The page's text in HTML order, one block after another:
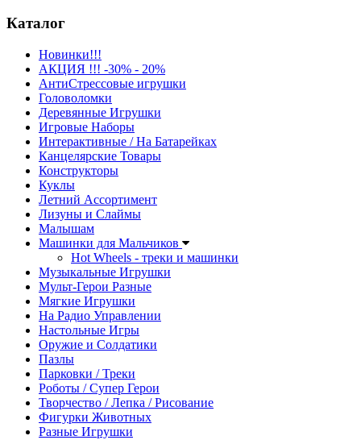
Каталог
Новинки!!!
АКЦИЯ !!! -30% - 20%
АнтиСтрессовые игрушки
Головоломки
Деревянные Игрушки
Игровые Наборы
Интерактивные / На Батарейках
Канцелярские Товары
Конструкторы
Куклы
Летний Ассортимент
Лизуны и Слаймы
Малышам
Машинки для Мальчиков
Hot Wheels - треки и машинки
Музыкальные Игрушки
Мульт-Герои Разные
Мягкие Игрушки
На Радио Управлении
Настольные Игры
Оружие и Солдатики
Пазлы
Парковки / Треки
Роботы / Супер Герои
Творчество / Лепка / Рисование
Фигурки Животных
Разные Игрушки